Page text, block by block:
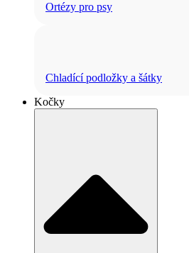
Ortézy pro psy
Chladící podložky a šátky
Kočky